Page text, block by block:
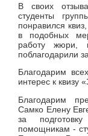
В своих
студенты
понравился
в подобных
работу жюри,
поблагодарили
Благодарим
интерес к квизу
Благодарим
Самко Елену
за
помощникам -